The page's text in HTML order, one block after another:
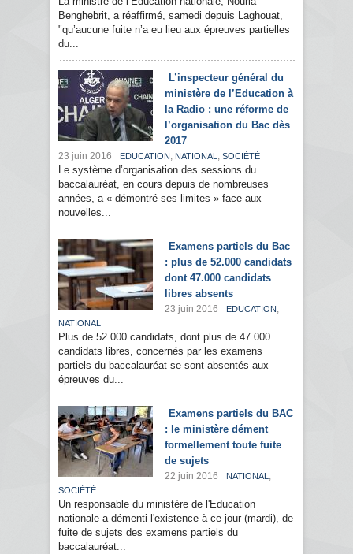
Benghebrit, a réaffirmé, samedi depuis Laghouat,
"qu’aucune fuite n’a eu lieu aux épreuves partielles
du...
L’inspecteur général du
ministère de l’Education à
la Radio : une réforme de
l’organisation du Bac dès
2017
23 juin 2016 EDUCATION , NATIONAL , SOCIÉTÉ
Le système d’organisation des sessions du
baccalauréat, en cours depuis de nombreuses
années, a « démontré ses limites » face aux
nouvelles...
Examens partiels du Bac
: plus de 52.000 candidats
dont 47.000 candidats
libres absents
23 juin 2016 EDUCATION ,
NATIONAL
Plus de 52.000 candidats, dont plus de 47.000
candidats libres, concernés par les examens
partiels du baccalauréat se sont absentés aux
épreuves du...
Examens partiels du BAC
: le ministère dément
formellement toute fuite
de sujets
22 juin 2016 NATIONAL ,
SOCIÉTÉ
Un responsable du ministère de l'Education
nationale a démenti l'existence à ce jour (mardi), de
fuite de sujets des examens partiels du
baccalauréat...